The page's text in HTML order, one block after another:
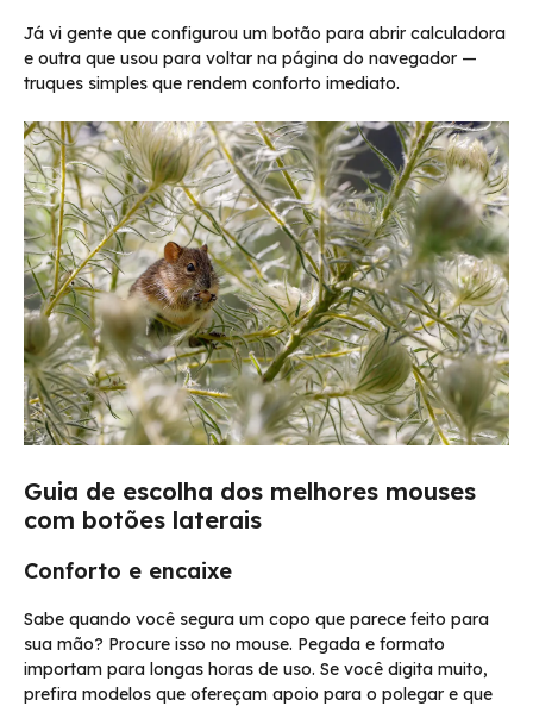
Já vi gente que configurou um botão para abrir calculadora
e outra que usou para voltar na página do navegador —
truques simples que rendem conforto imediato.
Guia de escolha dos melhores mouses
com botões laterais
Conforto e encaixe
Sabe quando você segura um copo que parece feito para
sua mão? Procure isso no mouse. Pegada e formato
importam para longas horas de uso. Se você digita muito,
prefira modelos que ofereçam apoio para o polegar e que